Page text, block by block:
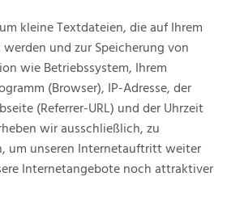
kleine Textdateien, die auf Ihrem
und zur Speicherung von
wie Betriebssystem, Ihrem
(Browser), IP-Adresse, der
(Referrer-URL) und der Uhrzeit
wir ausschließlich, zu
um unseren Internetauftritt weiter
Internetangebote noch attraktiver